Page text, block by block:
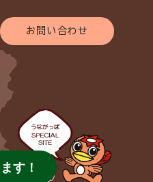
お問い合わせ
す！